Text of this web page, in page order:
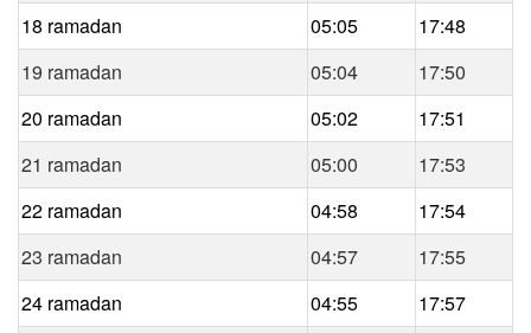
18 ramadan
05:05
17:48
19 ramadan
05:04
17:50
20 ramadan
05:02
17:51
21 ramadan
05:00
17:53
22 ramadan
04:58
17:54
23 ramadan
04:57
17:55
24 ramadan
04:55
17:57